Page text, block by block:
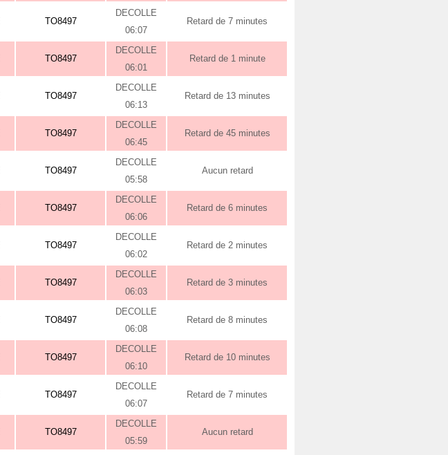
TO8497
DECOLLE
06:07
Retard de 7 minutes
TO8497
DECOLLE
06:01
Retard de 1 minute
TO8497
DECOLLE
06:13
Retard de 13 minutes
TO8497
DECOLLE
06:45
Retard de 45 minutes
TO8497
DECOLLE
05:58
Aucun retard
TO8497
DECOLLE
06:06
Retard de 6 minutes
TO8497
DECOLLE
06:02
Retard de 2 minutes
TO8497
DECOLLE
06:03
Retard de 3 minutes
TO8497
DECOLLE
06:08
Retard de 8 minutes
TO8497
DECOLLE
06:10
Retard de 10 minutes
TO8497
DECOLLE
06:07
Retard de 7 minutes
TO8497
DECOLLE
05:59
Aucun retard